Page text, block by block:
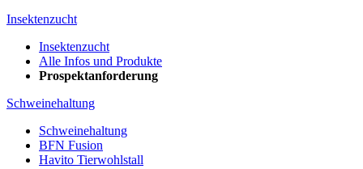
Insektenzucht
Insektenzucht
Alle Infos und Produkte
Prospektanforderung
Schweinehaltung
Schweinehaltung
BFN Fusion
Havito Tierwohlstall